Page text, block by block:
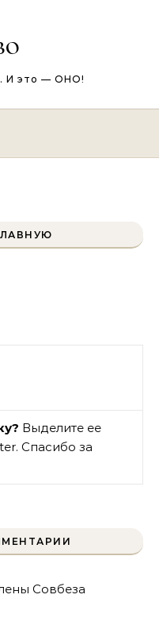
И это — ОНО!
Выделите ее
Спасибо за
Совбеза